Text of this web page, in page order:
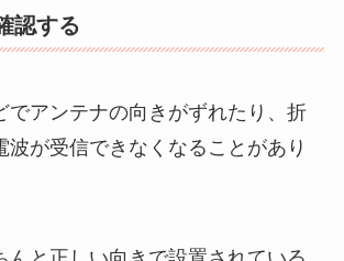
認する
でアンテナの向きがずれたり、折
波が受信できなくなることがあり